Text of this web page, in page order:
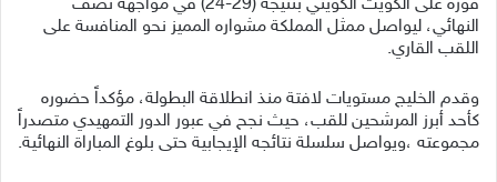
فوزه على الكويت الكويتي بنتيجة (29-24) في مواجهة نصف
النهائي، ليواصل ممثل المملكة مشواره المميز نحو المنافسة على
اللقب القاري.
وقدم الخليج مستويات لافتة منذ انطلاقة البطولة، مؤكداً حضوره
كأحد أبرز المرشحين للقب، حيث نجح في عبور الدور التمهيدي متصدراً
مجموعته ،ويواصل سلسلة نتائجه الإيجابية حتى بلوغ المباراة النهائية.